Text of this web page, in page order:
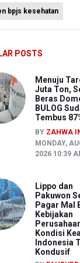
bpjs kesehatan
POSTS
Menuju
Juta Ton,
Beras
BULOG
Tembus
BY ZAHWA
MONDAY,
2026 10:39
Lippo dan
Pakuwon
Pagar Mal
Kebijakan
Kondisi
Indonesia
Kondusif